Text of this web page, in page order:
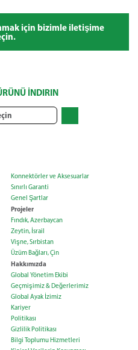
için bizimle iletişime
İNDIRIN
Konnektörler ve Aksesuarlar
Sınırlı Garanti
Genel Şartlar
Projeler
Fındık, Azerbaycan
Zeytin, İsrail
Vişne, Sırbistan
Üzüm Bağları, Çin
Hakkımızda
Global Yönetim Ekibi
Geçmişimiz & Değerlerimiz
Global Ayak İzimiz
Kariyer
Politikası
Gizlilik Politikası
Bilgi Toplumu Hizmetleri